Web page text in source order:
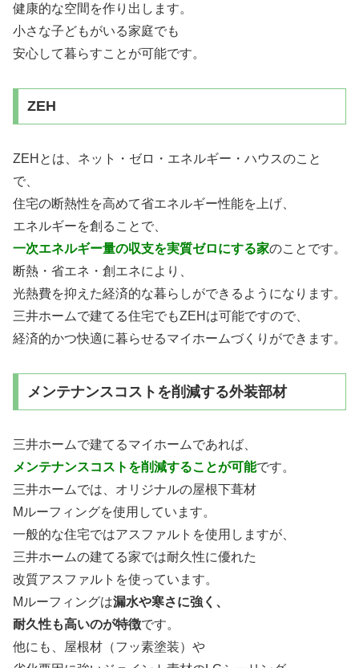
健康的な空間を作り出します。
小さな子どもがいる家庭でも
安心して暮らすことが可能です。
ZEH
ZEHとは、ネット・ゼロ・エネルギー・ハウスのこと
で、
住宅の断熱性を高めて省エネルギー性能を上げ、
エネルギーを創ることで、
一次エネルギー量の収支を実質ゼロにする家のことです。
断熱・省エネ・創エネにより、
光熱費を抑えた経済的な暮らしができるようになります。
三井ホームで建てる住宅でもZEHは可能ですので、
経済的かつ快適に暮らせるマイホームづくりができます。
メンテナンスコストを削減する外装部材
三井ホームで建てるマイホームであれば、
メンテナンスコストを削減することが可能です。
三井ホームでは、オリジナルの屋根下葺材
Mルーフィングを使用しています。
一般的な住宅ではアスファルトを使用しますが、
三井ホームの建てる家では耐久性に優れた
改質アスファルトを使っています。
Mルーフィングは漏水や寒さに強く、
耐久性も高いのが特徴です。
他にも、屋根材（フッ素塗装）や